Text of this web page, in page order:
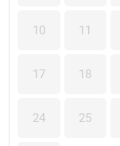
10 11
17 18
24 25